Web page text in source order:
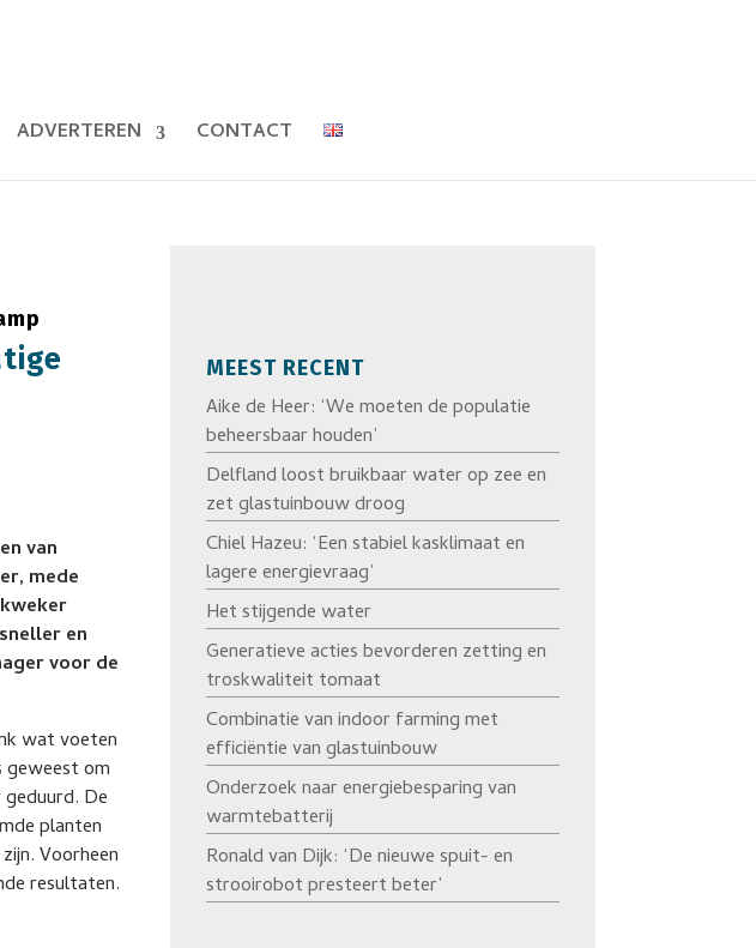
ADVERTEREN CONTACT
van
mede
en
voor de
wat voeten
geweest om
De
planten
Voorheen
resultaten.
MEEST RECENT
Aike de Heer: ‘We moeten de populatie
beheersbaar houden’
Delfland loost bruikbaar water op zee en
zet glastuinbouw droog
Chiel Hazeu: ‘Een stabiel kasklimaat en
lagere energievraag’
Het stijgende water
Generatieve acties bevorderen zetting en
troskwaliteit tomaat
Combinatie van indoor farming met
efficiëntie van glastuinbouw
Onderzoek naar energiebesparing van
warmtebatterij
Ronald van Dijk: ‘De nieuwe spuit- en
strooirobot presteert beter’